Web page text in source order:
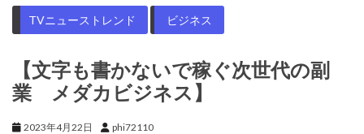
TVニューストレンド ビジネス
【文字も書かないで稼ぐ次世代の副
業 メダカビジネス】
2023年4月22日 phi72110